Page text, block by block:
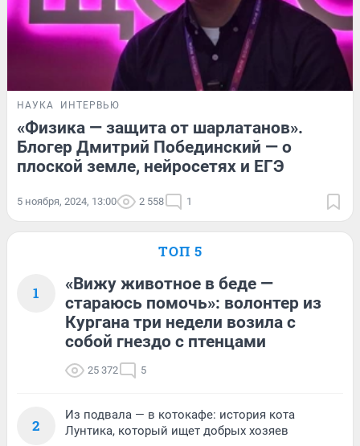
НАУКА ИНТЕРВЬЮ
«Физика — защита от шарлатанов».
Блогер Дмитрий Побединский — о
плоской земле, нейросетях и ЕГЭ
5 ноября, 2024, 13:00 2 558 1
ТОП 5
1
«Вижу животное в беде —
стараюсь помочь»: волонтер из
Кургана три недели возила с
собой гнездо с птенцами
25 372 5
2
Из подвала — в котокафе: история кота
Лунтика, который ищет добрых хозяев